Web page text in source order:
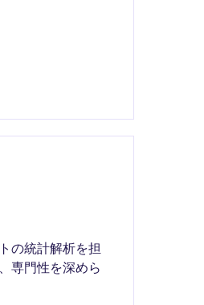
の統計解析を担
専門性を深めら